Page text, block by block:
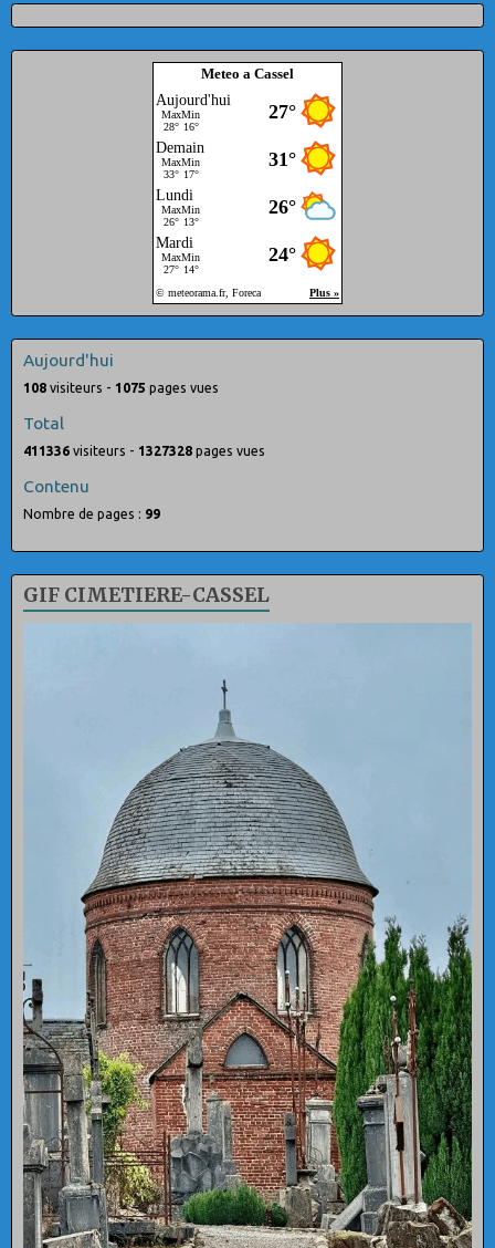
Meteo a Cassel
Aujourd'hui
108 visiteurs - 1075 pages vues
Total
411336 visiteurs - 1327328 pages vues
Contenu
Nombre de pages : 99
GIF CIMETIERE-CASSEL